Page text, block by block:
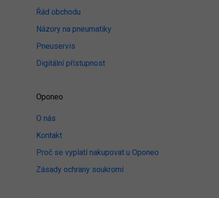
Řád obchodu
Názory na pneumatiky
Pneuservis
Digitální přístupnost
Oponeo
O nás
Kontakt
Proč se vyplatí nakupovat u Oponeo
Zásady ochrany soukromí